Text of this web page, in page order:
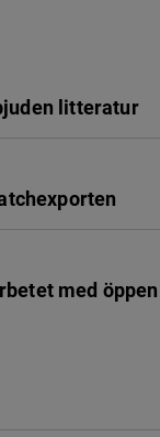
litteratur
med öppen